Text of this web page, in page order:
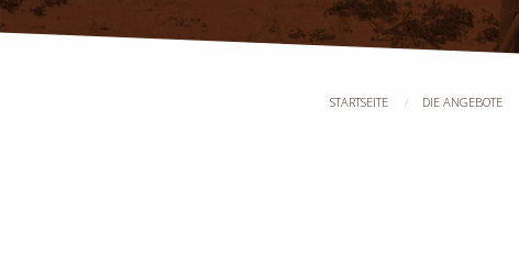
STARTSEITE DIE ANGEBOTE